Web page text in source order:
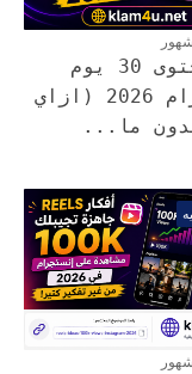
خطة محتوى 30 يوم
لإنستجرام 2026 (ازاي
ما...